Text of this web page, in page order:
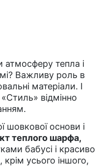
атмосферу тепла і
Важливу роль в
матеріали. І
відмінно
шовкової основи і
теплого шарфа,
бабусі і красиво
усього іншого,